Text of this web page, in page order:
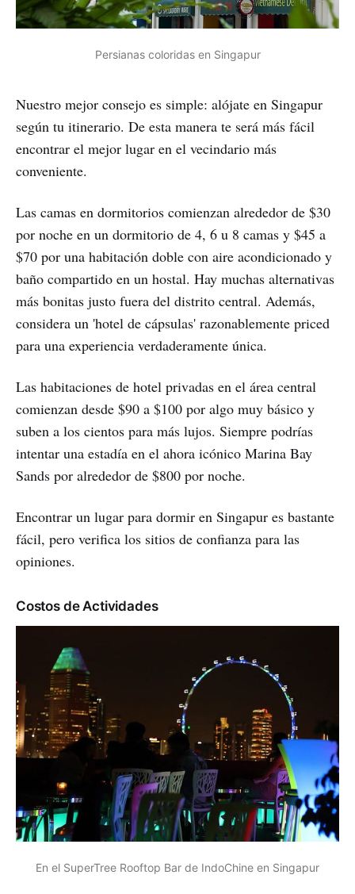
Persianas coloridas en Singapur
Nuestro mejor consejo es simple: alójate en Singapur
según tu itinerario. De esta manera te será más fácil
encontrar el mejor lugar en el vecindario más
conveniente.
Las camas en dormitorios comienzan alrededor de $30
por noche en un dormitorio de 4, 6 u 8 camas y $45 a
$70 por una habitación doble con aire acondicionado y
baño compartido en un hostal. Hay muchas alternativas
más bonitas justo fuera del distrito central. Además,
considera un 'hotel de cápsulas' razonablemente priced
para una experiencia verdaderamente única.
Las habitaciones de hotel privadas en el área central
comienzan desde $90 a $100 por algo muy básico y
suben a los cientos para más lujos. Siempre podrías
intentar una estadía en el ahora icónico Marina Bay
Sands por alrededor de $800 por noche.
Encontrar un lugar para dormir en Singapur es bastante
fácil, pero verifica los sitios de confianza para las
opiniones.
Costos de Actividades
En el SuperTree Rooftop Bar de IndoChine en Singapur